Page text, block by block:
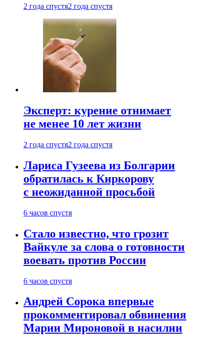
2 года спустя2 года спустя
Эксперт: курение отнимает
не менее 10 лет жизни
2 года спустя2 года спустя
Лариса Гузеева из Болгарии
обратилась к Киркорову
с неожиданной просьбой
6 часов спустя
Стало известно, что грозит
Вайкуле за слова о готовности
воевать против России
6 часов спустя
Андрей Сорока впервые
прокомментировал обвинения
Марии Мироновой в насилии